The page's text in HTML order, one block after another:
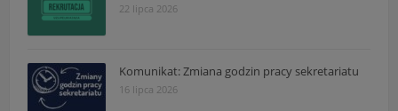
22 lipca 2026
Komunikat: Zmiana godzin pracy sekretariatu
16 lipca 2026